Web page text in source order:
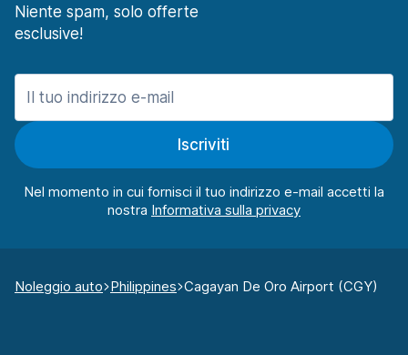
Niente spam, solo offerte
esclusive!
Iscriviti
Nel momento in cui fornisci il tuo indirizzo e-mail accetti la
nostra
Noleggio auto Philippines Cagayan De Oro Airport (CGY)